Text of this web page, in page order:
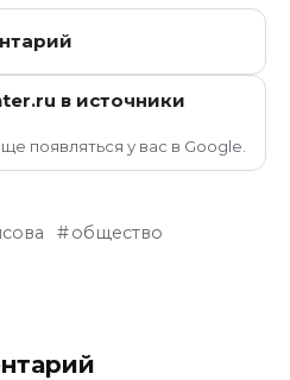
в источники
появляться у вас в Google.
общество